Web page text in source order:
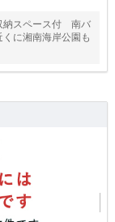
納スペース付 南バ
に湘南海岸公園も